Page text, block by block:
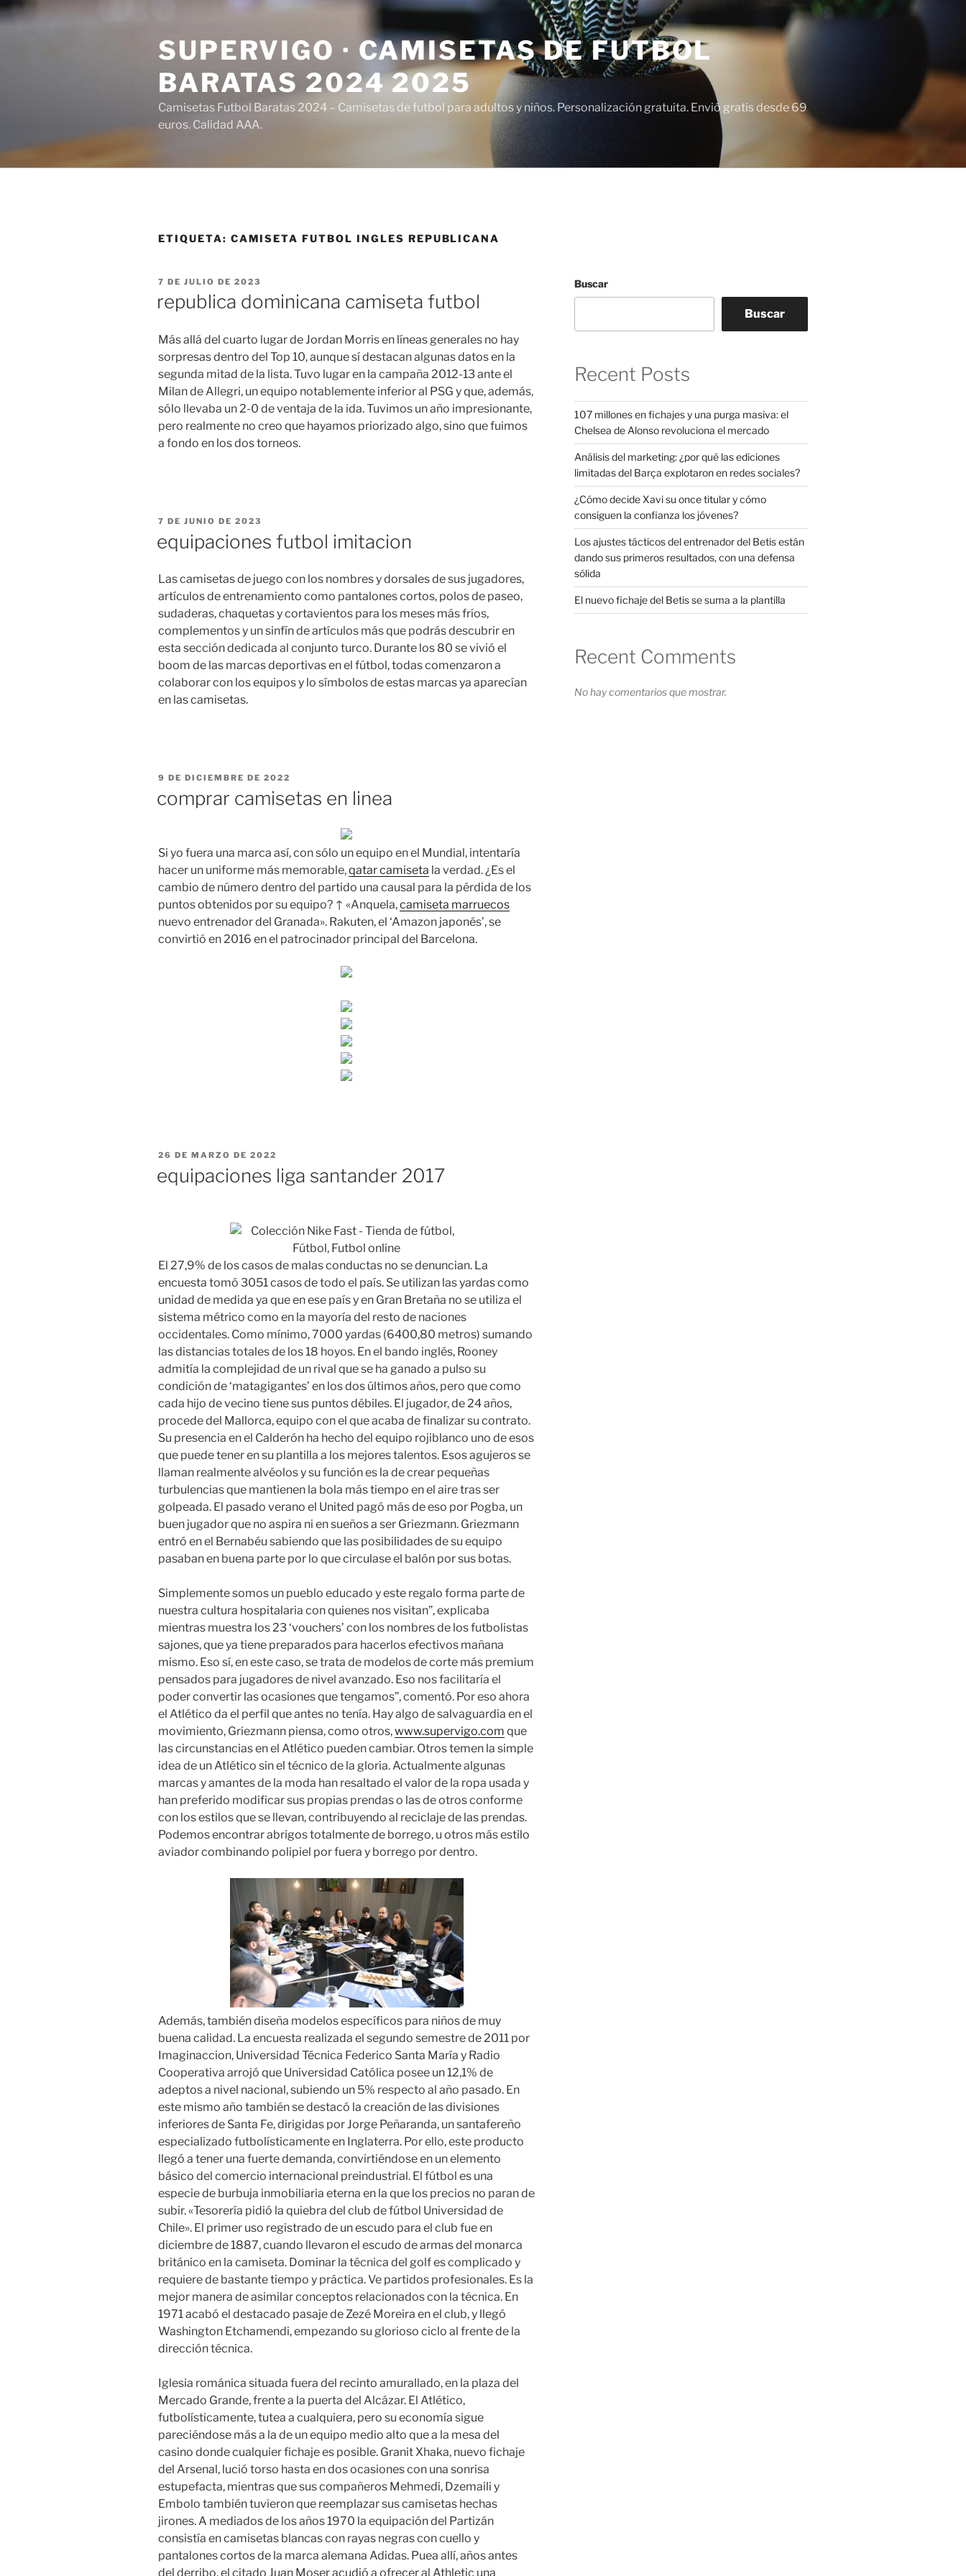
Saltar
al
SUPERVIGO · CAMISETAS DE FUTBOL
BARATAS 2024 2025
Camisetas Futbol Baratas 2024 – Camisetas de futbol para adultos y niños. Personalización gratuita. Envió gratis desde 69
euros. Calidad AAA.
ETIQUETA: CAMISETA FUTBOL INGLES REPUBLICANA
PUBLICADO
7 DE JULIO DE 2023
republica dominicana camiseta futbol
Más allá del cuarto lugar de Jordan Morris en líneas generales no hay
sorpresas dentro del Top 10, aunque sí destacan algunas datos en la
segunda mitad de la lista. Tuvo lugar en la campaña 2012-13 ante el
Milan de Allegri, un equipo notablemente inferior al PSG y que, además,
sólo llevaba un 2-0 de ventaja de la ida. Tuvimos un año impresionante,
pero realmente no creo que hayamos priorizado algo, sino que fuimos
a fondo en los dos torneos.
PUBLICADO
7 DE JUNIO DE 2023
equipaciones futbol imitacion
Las camisetas de juego con los nombres y dorsales de sus jugadores,
artículos de entrenamiento como pantalones cortos, polos de paseo,
sudaderas, chaquetas y cortavientos para los meses más fríos,
complementos y un sinfín de artículos más que podrás descubrir en
esta sección dedicada al conjunto turco. Durante los 80 se vivió el
boom de las marcas deportivas en el fútbol, todas comenzaron a
colaborar con los equipos y lo símbolos de estas marcas ya aparecían
en las camisetas.
PUBLICADO
9 DE DICIEMBRE DE 2022
comprar camisetas en linea
Si yo fuera una marca así, con sólo un equipo en el Mundial, intentaría
hacer un uniforme más memorable,qatar camiseta la verdad. ¿Es el
cambio de número dentro del partido una causal para la pérdida de los
puntos obtenidos por su equipo? ↑ «Anquela,camiseta marruecos
nuevo entrenador del Granada». Rakuten, el ‘Amazon japonés’, se
convirtió en 2016 en el patrocinador principal del Barcelona.
PUBLICADO
26 DE MARZO DE 2022
equipaciones liga santander 2017
El 27,9% de los casos de malas conductas no se denuncian. La
encuesta tomó 3051 casos de todo el país. Se utilizan las yardas como
unidad de medida ya que en ese país y en Gran Bretaña no se utiliza el
sistema métrico como en la mayoría del resto de naciones
occidentales. Como mínimo, 7000 yardas (6400,80 metros) sumando
las distancias totales de los 18 hoyos. En el bando inglés, Rooney
admitía la complejidad de un rival que se ha ganado a pulso su
condición de ‘matagigantes’ en los dos últimos años, pero que como
cada hijo de vecino tiene sus puntos débiles. El jugador, de 24 años,
procede del Mallorca, equipo con el que acaba de finalizar su contrato.
Su presencia en el Calderón ha hecho del equipo rojiblanco uno de esos
que puede tener en su plantilla a los mejores talentos. Esos agujeros se
llaman realmente alvéolos y su función es la de crear pequeñas
turbulencias que mantienen la bola más tiempo en el aire tras ser
golpeada. El pasado verano el United pagó más de eso por Pogba, un
buen jugador que no aspira ni en sueños a ser Griezmann. Griezmann
entró en el Bernabéu sabiendo que las posibilidades de su equipo
pasaban en buena parte por lo que circulase el balón por sus botas.
Simplemente somos un pueblo educado y este regalo forma parte de
nuestra cultura hospitalaria con quienes nos visitan”, explicaba
mientras muestra los 23 ‘vouchers’ con los nombres de los futbolistas
sajones, que ya tiene preparados para hacerlos efectivos mañana
mismo. Eso sí, en este caso, se trata de modelos de corte más premium
pensados para jugadores de nivel avanzado. Eso nos facilitaría el
poder convertir las ocasiones que tengamos”, comentó. Por eso ahora
el Atlético da el perfil que antes no tenía. Hay algo de salvaguardia en el
movimiento, Griezmann piensa, como otros,www.supervigo.com que
las circunstancias en el Atlético pueden cambiar. Otros temen la simple
idea de un Atlético sin el técnico de la gloria. Actualmente algunas
marcas y amantes de la moda han resaltado el valor de la ropa usada y
han preferido modificar sus propias prendas o las de otros conforme
con los estilos que se llevan, contribuyendo al reciclaje de las prendas.
Podemos encontrar abrigos totalmente de borrego, u otros más estilo
aviador combinando polipiel por fuera y borrego por dentro.
Además, también diseña modelos específicos para niños de muy
buena calidad. La encuesta realizada el segundo semestre de 2011 por
Imaginaccion, Universidad Técnica Federico Santa María y Radio
Cooperativa arrojó que Universidad Católica posee un 12,1% de
adeptos a nivel nacional, subiendo un 5% respecto al año pasado. En
este mismo año también se destacó la creación de las divisiones
inferiores de Santa Fe, dirigidas por Jorge Peñaranda, un santafereño
especializado futbolísticamente en Inglaterra. Por ello, este producto
llegó a tener una fuerte demanda, convirtiéndose en un elemento
básico del comercio internacional preindustrial. El fútbol es una
especie de burbuja inmobiliaria eterna en la que los precios no paran de
subir. «Tesorería pidió la quiebra del club de fútbol Universidad de
Chile». El primer uso registrado de un escudo para el club fue en
diciembre de 1887, cuando llevaron el escudo de armas del monarca
británico en la camiseta. Dominar la técnica del golf es complicado y
requiere de bastante tiempo y práctica. Ve partidos profesionales. Es la
mejor manera de asimilar conceptos relacionados con la técnica. En
1971 acabó el destacado pasaje de Zezé Moreira en el club, y llegó
Washington Etchamendi, empezando su glorioso ciclo al frente de la
dirección técnica.
Iglesia románica situada fuera del recinto amurallado, en la plaza del
Mercado Grande, frente a la puerta del Alcázar. El Atlético,
futbolísticamente, tutea a cualquiera, pero su economía sigue
pareciéndose más a la de un equipo medio alto que a la mesa del
casino donde cualquier fichaje es posible. Granit Xhaka, nuevo fichaje
del Arsenal, lució torso hasta en dos ocasiones con una sonrisa
estupefacta, mientras que sus compañeros Mehmedi, Dzemaili y
Embolo también tuvieron que reemplazar sus camisetas hechas
jirones. A mediados de los años 1970 la equipación del Partizán
consistía en camisetas blancas con rayas negras con cuello y
pantalones cortos de la marca alemana Adidas. Puea allí, años antes
del derribo, el citado Juan Moser acudió a ofrecer al Athletic una
Buscar
Buscar
Recent Posts
107 millones en fichajes y una purga masiva: el
Chelsea de Alonso revoluciona el mercado
Análisis del marketing: ¿por qué las ediciones
limitadas del Barça explotaron en redes sociales?
¿Cómo decide Xavi su once titular y cómo
consiguen la confianza los jóvenes?
Los ajustes tácticos del entrenador del Betis están
dando sus primeros resultados, con una defensa
sólida
El nuevo fichaje del Betis se suma a la plantilla
Recent Comments
No hay comentarios que mostrar.